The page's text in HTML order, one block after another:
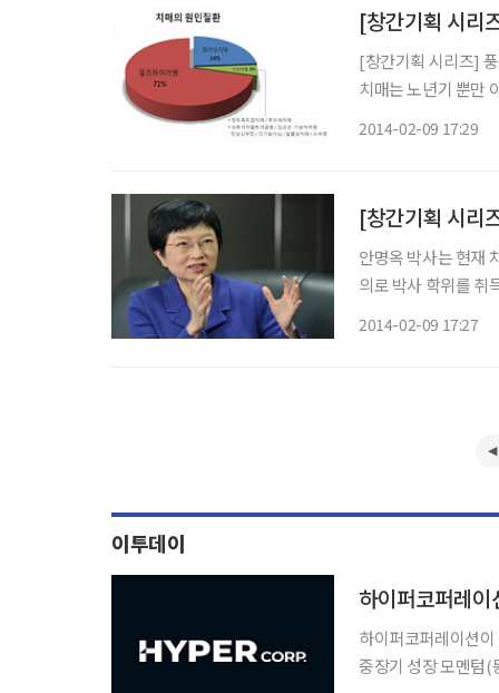
[창간기획 시리
[창간기획 시리즈]
치매는 노년기 뿐만
2014-02-09 17:29
[창간기획 시리
안명옥 박사는 현재
의로 박사 학위를 취
2014-02-09 17:27
이투데이
하이퍼코퍼레
하이퍼코퍼레이션
중장기 성장 모멘텀(